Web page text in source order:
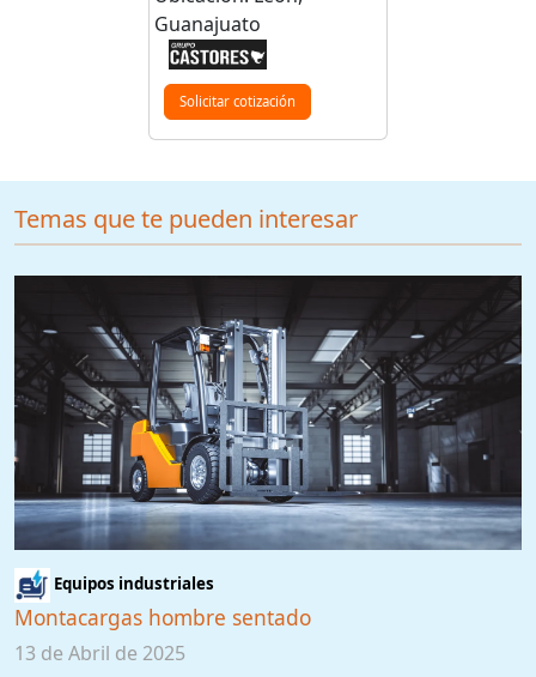
Guanajuato
Solicitar cotización
Temas que te pueden interesar
Equipos industriales
Montacargas hombre sentado
13 de Abril de 2025